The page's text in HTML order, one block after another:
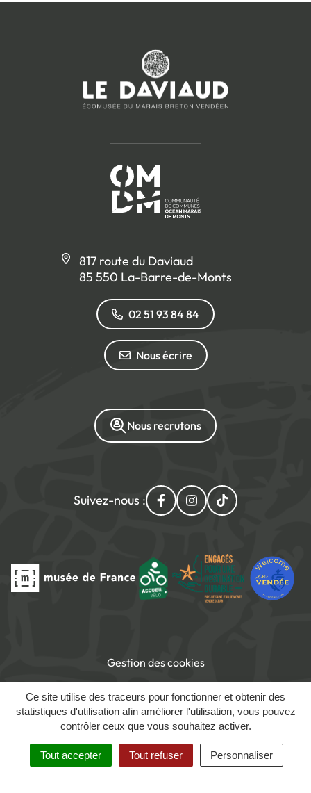
Ce site utilise des traceurs pour fonctionner et obtenir des
statistiques d'utilisation afin améliorer l'utilisation, vous pouvez
contrôler ceux que vous souhaitez activer.
Tout accepter Tout refuser Personnaliser
817 route du Daviaud
85 550 La-Barre-de-Monts
02 51 93 84 84
Nous écrire
Nous recrutons
Suivez-nous : Lien vers le compte
Lien vers le compte
Lien vers le
Gestion des cookies
Accessibilité du site
Mentions légales